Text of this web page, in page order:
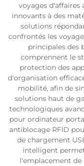
voyages d'affaires
innovants à des
solutions
confrontés les
principales des
comprennent le
protection des
d'organisation
mobilité, afin de
solutions haut de
technologiques
pour ordinateur
antiblocage RFID
de chargement
intelligent
l'emplacement de